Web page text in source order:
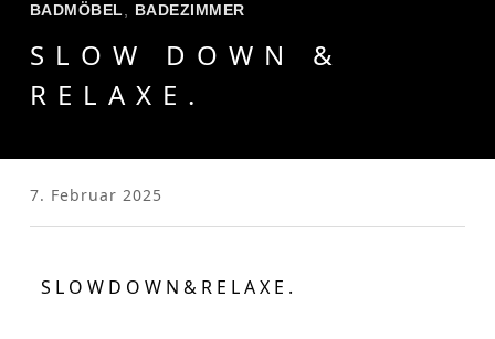
BADMÖBEL BADEZIMMER
SLOW DOWN &
RELAXE.
7. Februar 2025
S L O W D O W N & R E L A X E .